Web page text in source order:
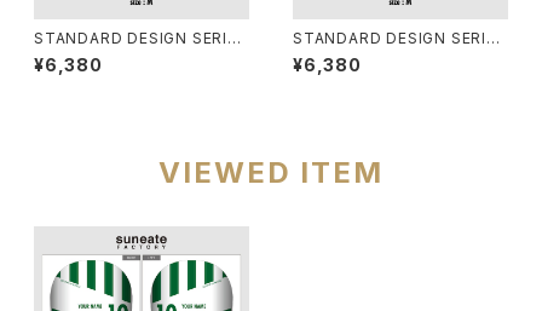
STANDARD DESIGN SERIES
[TYPOGRAPHY RED]
¥6,380
STANDARD DESIGN SERIES
[TYPOGRAPHY PINK]
¥6,380
VIEWED ITEM